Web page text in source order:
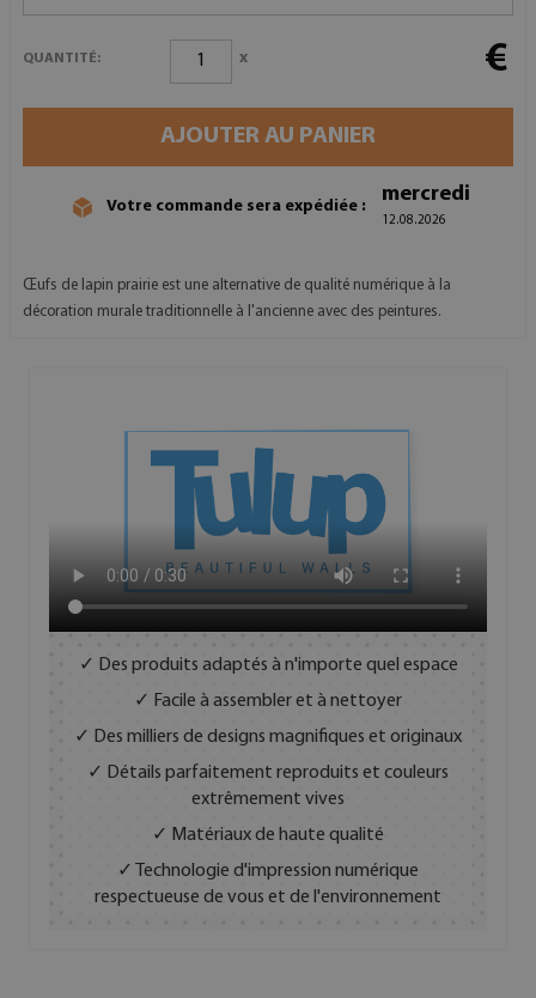
QUANTITÉ: x €
AJOUTER AU PANIER
Votre commande sera expédiée :
mercredi
12.08.2026
Œufs de lapin prairie est une alternative de qualité numérique à la
décoration murale traditionnelle à l'ancienne avec des peintures.
✓ Des produits adaptés à n'importe quel espace
✓ Facile à assembler et à nettoyer
✓ Des milliers de designs magnifiques et originaux
✓ Détails parfaitement reproduits et couleurs
extrêmement vives
✓ Matériaux de haute qualité
✓ Technologie d'impression numérique
respectueuse de vous et de l'environnement